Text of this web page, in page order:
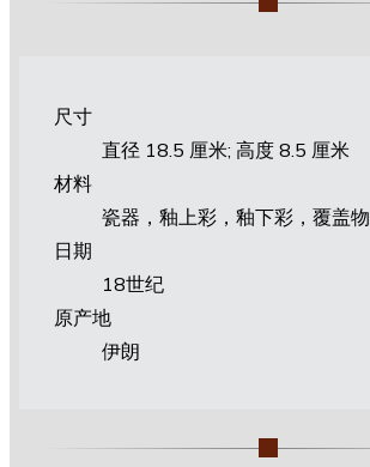
尺寸
直径 18.5 厘米; 高度 8.5 厘米
材料
瓷器，釉上彩，釉下彩，覆盖物
日期
18世纪
原产地
伊朗